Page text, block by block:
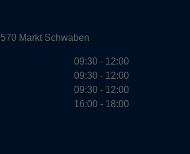
Markt Schwaben
09:30 - 12:00
09:30 - 12:00
09:30 - 12:00
16:00 - 18:00